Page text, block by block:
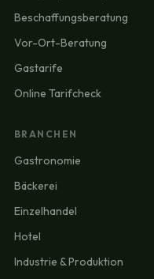
Beschaffungsberatung
Vor-Ort-Beratung
Gastarife
Online Tarifcheck
BRANCHEN
Gastronomie
Bäckerei
Einzelhandel
Hotel
Industrie & Produktion